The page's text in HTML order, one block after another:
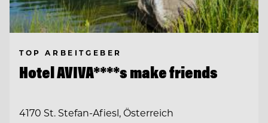
TOP ARBEITGEBER
Hotel AVIVA****s make friends
4170 St. Stefan-Afiesl, Österreich